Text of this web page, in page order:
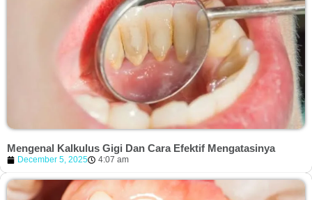
Mengenal Kalkulus Gigi Dan Cara Efektif Mengatasinya
December 5, 2025 4:07 am